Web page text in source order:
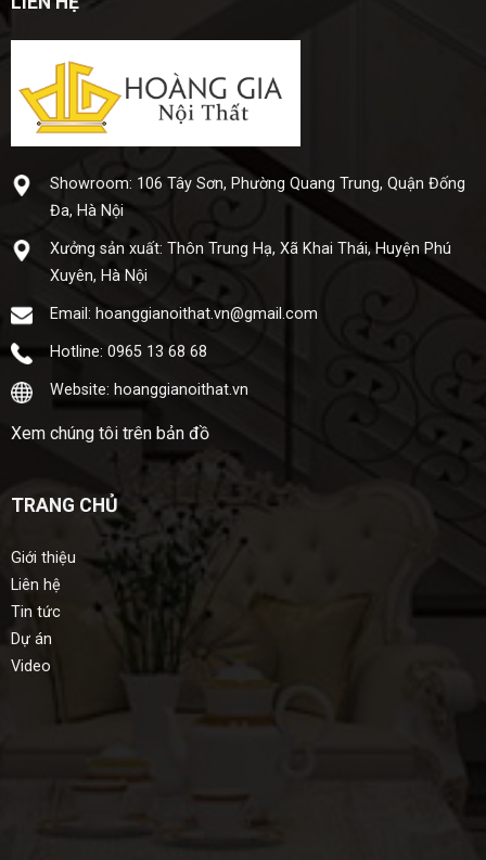
Showroom: 106 Tây Sơn, Phường Quang Trung, Quận Đống
Đa, Hà Nội
Xưở​ng sả​n xuấ​t: Thôn Trung Hạ, Xã Khai Thái, Huyện Phú
Xuyên, Hà Nội
Email: hoanggianoithat.vn@gmail.com
Hotline: 0965 13 68 68
Website: hoanggianoithat.vn
Xem chúng tôi trên bản đồ
TRANG CHỦ
Giới thiệu
Liên hệ
Tin tức
Dự án
Video